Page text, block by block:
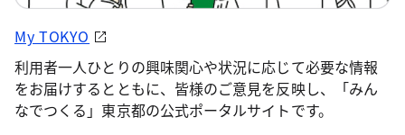
My TOKYO
利用者一人ひとりの興味関心や状況に応じて必要な情報
をお届けするとともに、皆様のご意見を反映し、「みん
なでつくる」東京都の公式ポータルサイトです。